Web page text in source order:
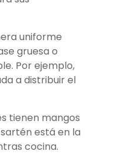
uniforme
gruesa o
Por ejemplo,
a distribuir el
tienen mangos
está en la
cocina.